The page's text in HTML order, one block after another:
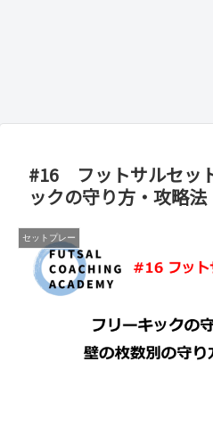
#16 フットサルセッ
ックの守り方・攻略法
セットプレー